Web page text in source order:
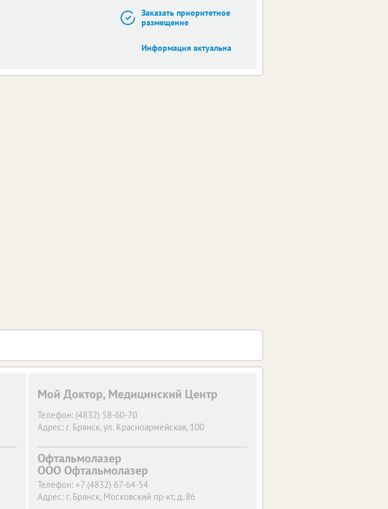
Заказать приоритетное
размещение
Информация актуальна
Мой Доктор, Медицинский Центр
Телефон: (4832) 58-60-70
Адрес: г. Брянск, ул. Красноармейская, 100
Офтальмолазер
ООО Офтальмолазер
Телефон: +7 (4832) 67-64-54
Адрес: г. Брянск, Московский пр-кт, д. 86